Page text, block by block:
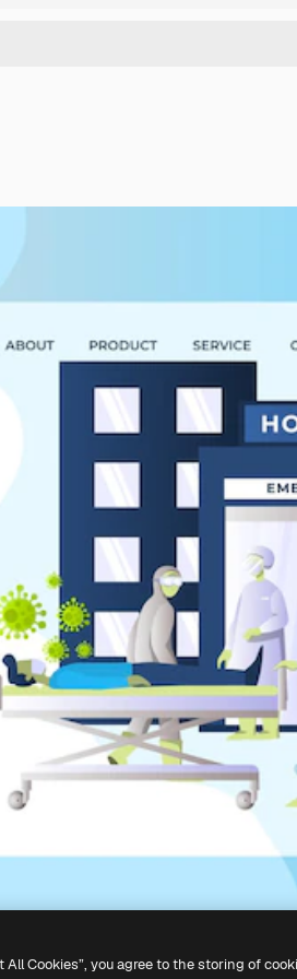
All Cookies”, you agree to the storing of